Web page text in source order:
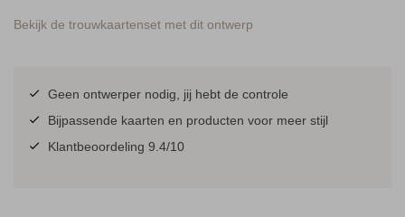
Bekijk de trouwkaartenset met dit ontwerp
Geen ontwerper nodig, jij hebt de controle
Bijpassende kaarten en producten voor meer stijl
Klantbeoordeling 9.4/10